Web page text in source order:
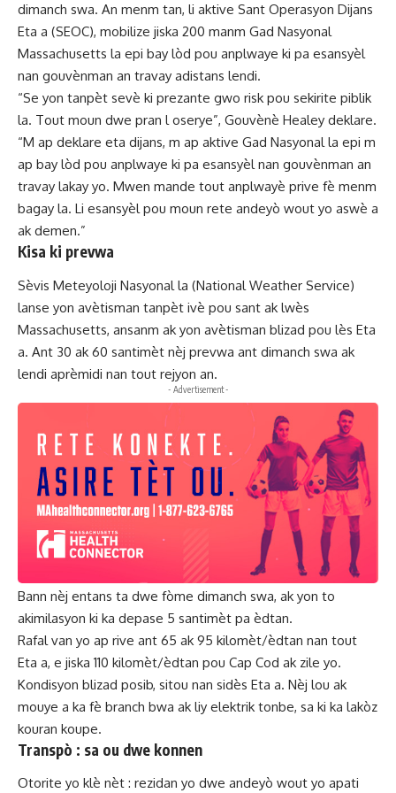
dimanch swa. An menm tan, li aktive Sant Operasyon Dijans
Eta a (SEOC), mobilize jiska 200 manm Gad Nasyonal
Massachusetts la epi bay lòd pou anplwaye ki pa esansyèl
nan gouvènman an travay adistans lendi.
“Se yon tanpèt sevè ki prezante gwo risk pou sekirite piblik
la. Tout moun dwe pran l oserye”, Gouvènè Healey deklare.
“M ap deklare eta dijans, m ap aktive Gad Nasyonal la epi m
ap bay lòd pou anplwaye ki pa esansyèl nan gouvènman an
travay lakay yo. Mwen mande tout anplwayè prive fè menm
bagay la. Li esansyèl pou moun rete andeyò wout yo aswè a
ak demen.”
Kisa ki prevwa
Sèvis Meteyoloji Nasyonal la (National Weather Service)
lanse yon avètisman tanpèt ivè pou sant ak lwès
Massachusetts, ansanm ak yon avètisman blizad pou lès Eta
a. Ant 30 ak 60 santimèt nèj prevwa ant dimanch swa ak
lendi aprèmidi nan tout rejyon an.
- Advertisement -
Bann nèj entans ta dwe fòme dimanch swa, ak yon to
akimilasyon ki ka depase 5 santimèt pa èdtan.
Rafal van yo ap rive ant 65 ak 95 kilomèt/èdtan nan tout
Eta a, e jiska 110 kilomèt/èdtan pou Cap Cod ak zile yo.
Kondisyon blizad posib, sitou nan sidès Eta a. Nèj lou ak
mouye a ka fè branch bwa ak liy elektrik tonbe, sa ki ka lakòz
kouran koupe.
Transpò : sa ou dwe konnen
Otorite yo klè nèt : rezidan yo dwe andeyò wout yo apati